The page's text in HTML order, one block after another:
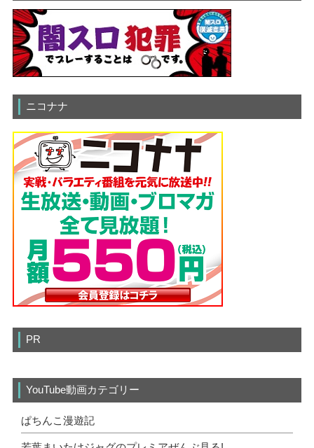
ニコナナ
PR
YouTube動画カテゴリー
ぱちんこ漫遊記